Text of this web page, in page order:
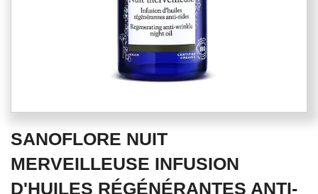
to
beginning
of
SANOFLORE NUIT
MERVEILLEUSE INFUSION
D'HUILES RÉGÉNÉRANTES ANTI-